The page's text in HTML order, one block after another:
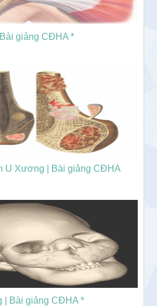
giảng CĐHA *
U Xương | Bài giảng CĐHA
| Bài giảng CĐHA *